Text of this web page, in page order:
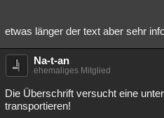
etwas länger der text aber sehr
Na-t-an
ehemaliges Mitglied
Die Überschrift versucht eine
transportieren!